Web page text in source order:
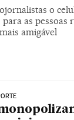
o
para as
amigável